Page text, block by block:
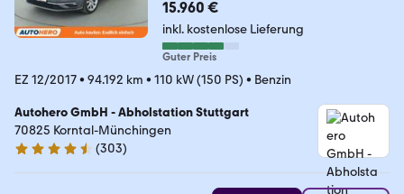
15.960 €
inkl. kostenlose Lieferung
Guter Preis
EZ 12/2017• 94.192 km • 110 kW (150 PS) • Benzin
Autohero GmbH - Abholstation Stuttgart
70825 Korntal-Münchingen
4.4 Sterne
(303)